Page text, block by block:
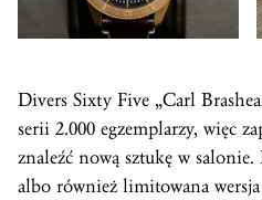
Divers Sixty Five „Carl
serii 2.000 egzemplarzy, więc
znaleźć nową sztukę w
albo również limitowana